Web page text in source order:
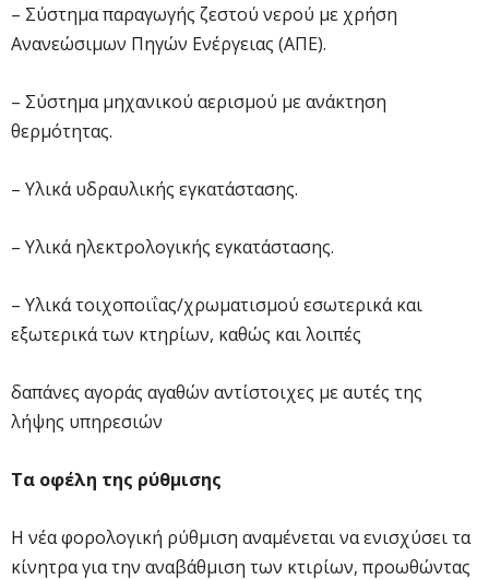
– Σύστημα παραγωγής ζεστού νερού με χρήση
Ανανεώσιμων Πηγών Ενέργειας (ΑΠΕ).
– Σύστημα μηχανικού αερισμού με ανάκτηση
θερμότητας.
– Υλικά υδραυλικής εγκατάστασης.
– Υλικά ηλεκτρολογικής εγκατάστασης.
– Υλικά τοιχοποιΐας/χρωματισμού εσωτερικά και
εξωτερικά των κτηρίων, καθώς και λοιπές
δαπάνες αγοράς αγαθών αντίστοιχες με αυτές της
λήψης υπηρεσιών
Τα οφέλη της ρύθμισης
Η νέα φορολογική ρύθμιση αναμένεται να ενισχύσει τα
κίνητρα για την αναβάθμιση των κτιρίων, προωθώντας